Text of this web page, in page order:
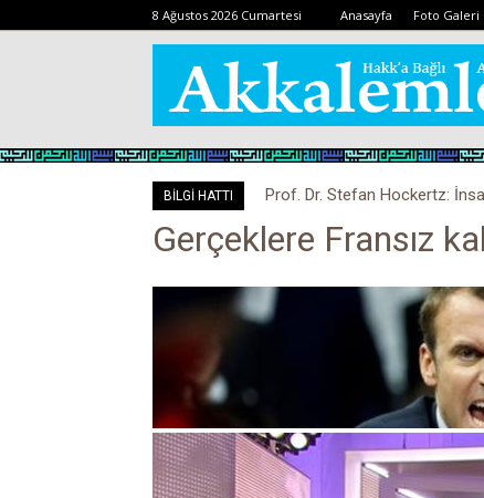
8 Ağustos 2026 Cumartesi Anasayfa Foto Galeri
BİLGİ HATTI
Prof. Dr. Stefan Hockertz:
Gerçeklere Fransız